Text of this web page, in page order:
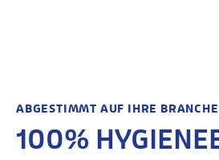
ABGESTIMMT AUF IHRE BRANCHE
100%